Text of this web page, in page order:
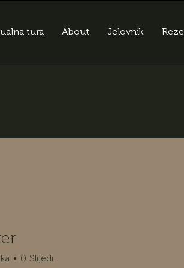
tura About Jelovnik
0 Slijedi